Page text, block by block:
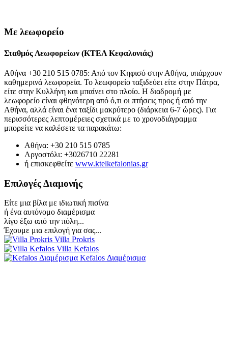
Με λεωφορείο
Σταθμός Λεωφορείων (ΚΤΕΛ Κεφαλονιάς)
Αθήνα +30 210 515 0785: Από τον Κηφισό στην Αθήνα, υπάρχουν
καθημερινά λεωφορεία. Το λεωφορείο ταξιδεύει είτε στην Πάτρα,
είτε στην Κυλλήνη και μπαίνει στο πλοίο. Η διαδρομή με
λεωφορείο είναι φθηνότερη από ό,τι οι πτήσεις προς ή από την
Αθήνα, αλλά είναι ένα ταξίδι μακρύτερο (διάρκεια 6-7 ώρες). Για
περισσότερες λεπτομέρειες σχετικά με το χρονοδιάγραμμα
μπορείτε να καλέσετε τα παρακάτω:
Αθήνα: +30 210 515 0785
Αργοστόλι: +3026710 22281
ή επισκεφθείτε www.ktelkefalonias.gr
Επιλογές Διαμονής
Είτε μια βίλα με ιδιωτική πισίνα
ή ένα αυτόνομο διαμέρισμα
λίγο έξω από την πόλη...
Έχουμε μια επιλογή για σας...
Villa Prokris
Villa Kefalos
Kefalos Διαμέρισμα